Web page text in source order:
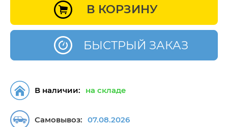
БЫСТРЫЙ ЗАКАЗ
В КОРЗИНУ
Самовывоз: 07.08.2026
В наличии: на складе